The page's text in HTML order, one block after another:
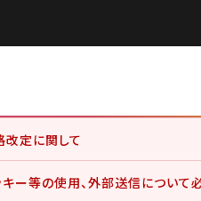
改定に関して
はこちら
キー等の使用、外部送信について